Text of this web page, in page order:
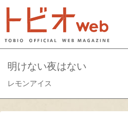
明けない夜はない
レモンアイス